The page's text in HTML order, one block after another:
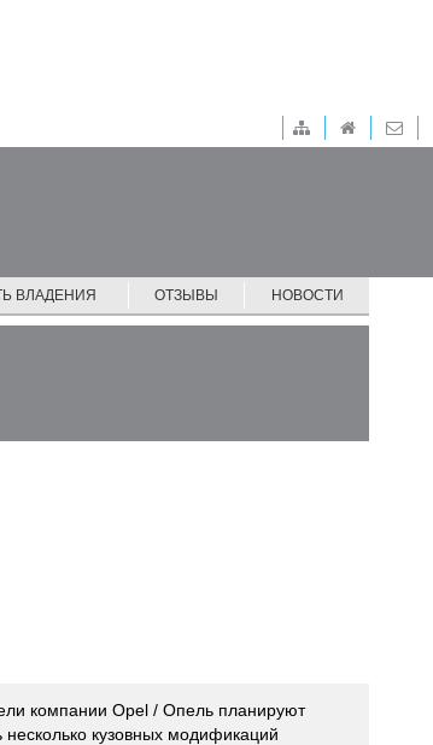
ВЛАДЕНИЯ ОТЗЫВЫ НОВОСТИ
компании Opel / Опель планируют
несколько кузовных модификаций